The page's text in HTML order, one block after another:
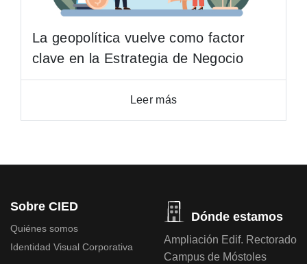
La geopolítica vuelve como factor
clave en la Estrategia de Negocio
Leer más
Sobre CIED
Quiénes somos
Identidad Visual Corporativa
Dónde estamos
Ampliación Edif. Rectorado
Campus de Móstoles